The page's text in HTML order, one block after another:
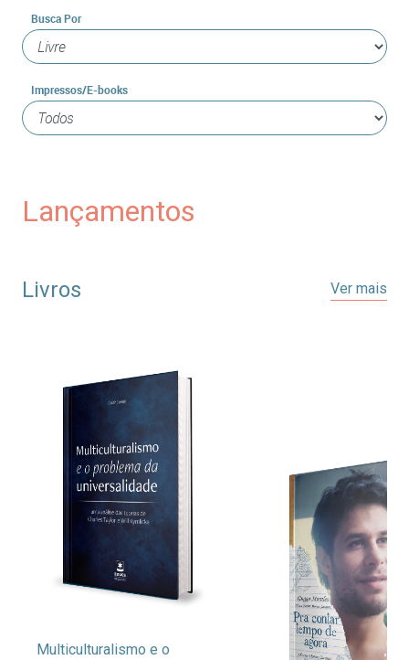
Busca Por
Impressos/E-books
Lançamentos
Livros Ver mais
Multiculturalismo e o